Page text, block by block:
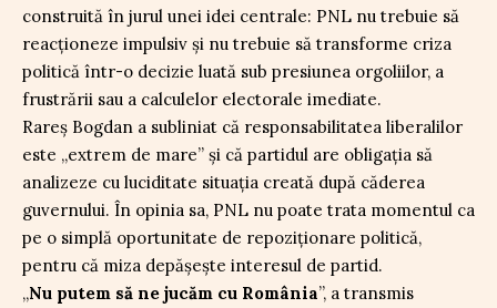
construită în jurul unei idei centrale: PNL nu trebuie să
reacționeze impulsiv și nu trebuie să transforme criza
politică într-o decizie luată sub presiunea orgoliilor, a
frustrării sau a calculelor electorale imediate.
Rareș Bogdan a subliniat că responsabilitatea liberalilor
este „extrem de mare” și că partidul are obligația să
analizeze cu luciditate situația creată după căderea
guvernului. În opinia sa, PNL nu poate trata momentul ca
pe o simplă oportunitate de repoziționare politică,
pentru că miza depășește interesul de partid.
„Nu putem să ne jucăm cu România”, a transmis